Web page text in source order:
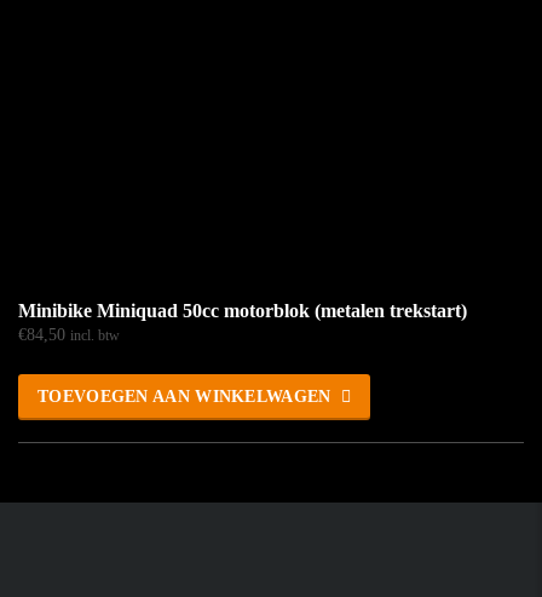
Minibike Miniquad 50cc motorblok (metalen trekstart)
€84,50 incl. btw
TOEVOEGEN AAN WINKELWAGEN